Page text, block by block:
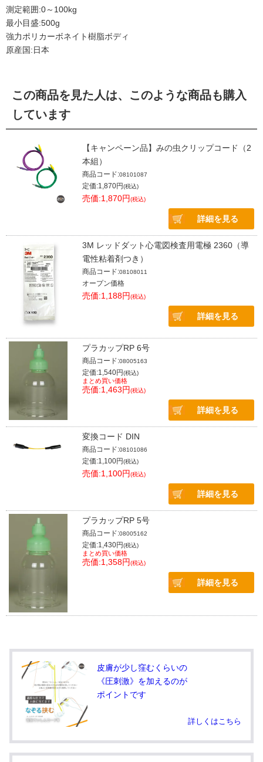
測定範囲:0～100kg
最小目盛:500g
強力ポリカーボネイト樹脂ボディ
原産国:日本
この商品を見た人は、このような商品も購入
しています
【キャンペーン品】みの虫クリップコード（2
本組）
商品コード:08101087
定価:1,870円(税込)
売価:1,870円(税込)
詳細を見る
3M レッドダット心電図検査用電極 2360（導
電性粘着剤つき）
商品コード:08108011
オープン価格
売価:1,188円(税込)
詳細を見る
プラカップRP 6号
商品コード:08005163
定価:1,540円(税込)
まとめ買い価格
売価:1,463円(税込)
詳細を見る
変換コード DIN
商品コード:08101086
定価:1,100円(税込)
売価:1,100円(税込)
詳細を見る
プラカップRP 5号
商品コード:08005162
定価:1,430円(税込)
まとめ買い価格
売価:1,358円(税込)
詳細を見る
皮膚が少し窪むくらいの
《圧刺激》を加えるのが
ポイントです
詳しくはこちら